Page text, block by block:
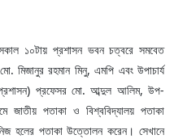
সকাল ১০টায় প্রশাসন ভবন চত্বরে সমবেত
মিজানুর রহমান মিনু, এমপি এবং উপাচার্য
প্রফেসর মো. আব্দুল আলিম, উপ-
জাতীয় পতাকা ও বিশ্ববিদ্যালয় পতাকা
হলের পতাকা উত্তোলন করেন। সেখানে